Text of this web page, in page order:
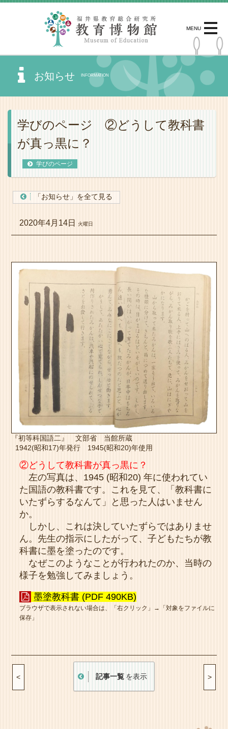
MENU
お知らせ INFORMATION
学びのページ ②どうして教科書
が真っ黒に？
学びのページ
「お知らせ」を全て見る
2020年4月14日 火曜日
『初等科国語二』 文部省 当館所蔵
1942(昭和17)年発行 1945(昭和20)年使用
②どうして教科書が真っ黒に？
左の写真は、1945 (昭和20) 年に使われてい
た国語の教科書です。これを見て、「教科書に
いたずらするなんて」と思った人はいません
か。
しかし、これは決していたずらではありませ
ん。先生の指示にしたがって、子どもたちが教
科書に墨を塗ったのです。
なぜこのようなことが行われたのか、当時の
様子を勉強してみましょう。
墨塗教科書 (PDF 490KB)
ブラウザで表示されない場合は、「右クリック」→「対象をファイルに
保存」
< >
記事一覧 を表示